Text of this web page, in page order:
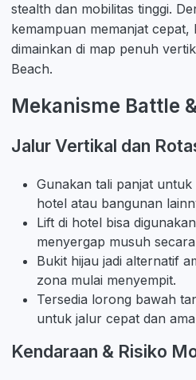
stealth dan mobilitas tinggi.
kemampuan memanjat
dimainkan di map penuh
Beach.
Mekanisme Battle
Jalur Vertikal dan
Gunakan tali panjat
hotel atau bangunan
Lift di hotel bisa
menyergap musuh
Bukit hijau jadi alternatif
zona mulai menyempit.
Tersedia lorong bawah
untuk jalur cepat dan
Kendaraan & Risiko